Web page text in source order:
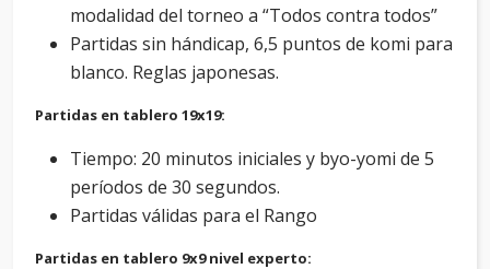
modalidad del torneo a “Todos contra todos”
Partidas sin hándicap, 6,5 puntos de komi para
blanco. Reglas japonesas.
Partidas en tablero 19x19:
Tiempo: 20 minutos iniciales y byo-yomi de 5
períodos de 30 segundos.
Partidas válidas para el Rango
Partidas en tablero 9x9 nivel experto: